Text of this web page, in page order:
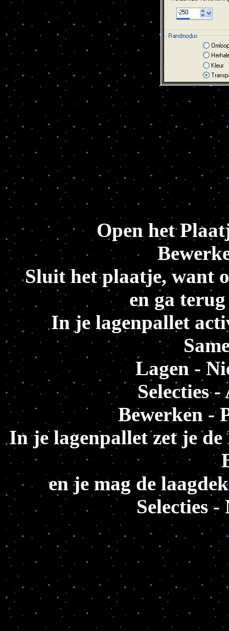
Open het
Sluit het plaatje, want
en ga
In je lagenpallet
Lagen -
Selecties -
Bewerken -
In je lagenpallet zet je
en je mag de
Selecties -